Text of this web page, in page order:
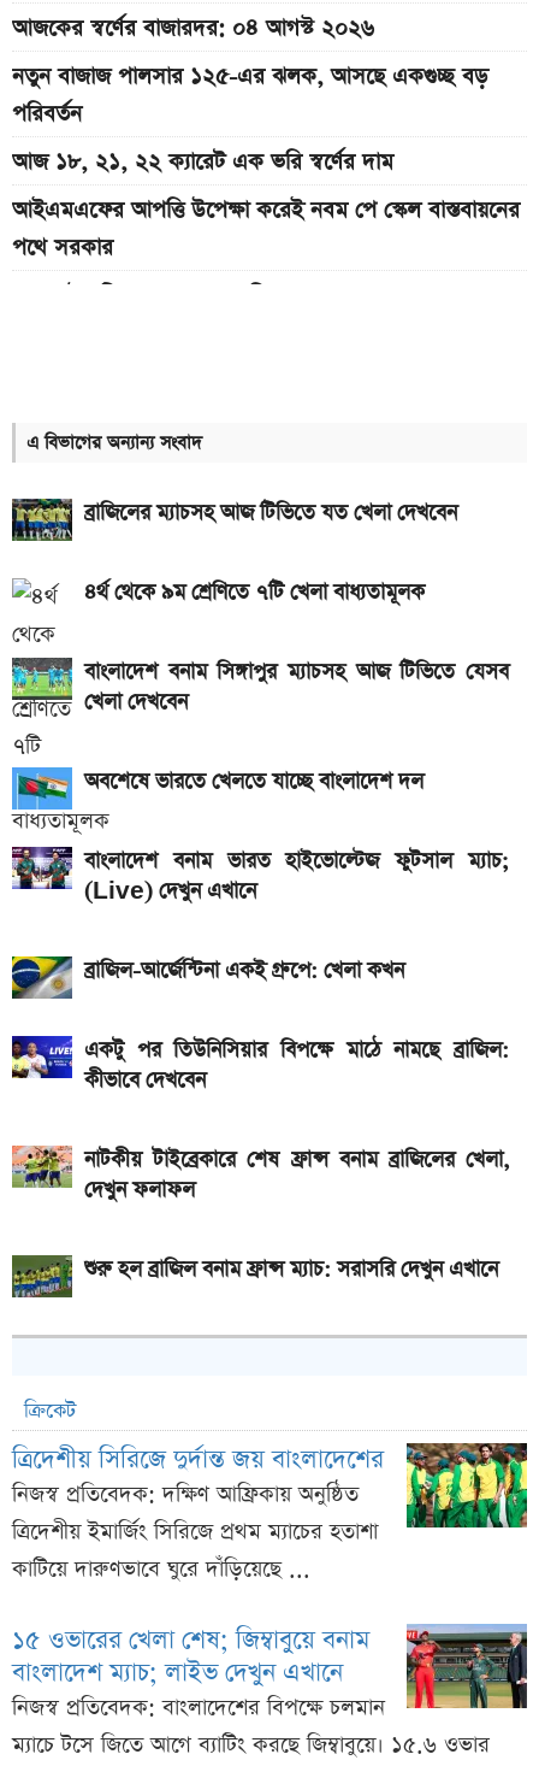
আজকের স্বর্ণের বাজারদর: ০৪ আগস্ট ২০২৬
নতুন বাজাজ পালসার ১২৫-এর ঝলক, আসছে একগুচ্ছ বড়
পরিবর্তন
আজ ১৮, ২১, ২২ ক্যারেট এক ভরি স্বর্ণের দাম
আইএমএফের আপত্তি উপেক্ষা করেই নবম পে স্কেল বাস্তবায়নের
পথে সরকার
২০৪০ সালে বাংলাদেশে এক ভরি স্বর্ণের দাম কত হতে পারে
গেল
২০২৬ সালের সরকারি ছুটির তালিকা প্রকাশ, দেখে নিন সব
তারিখ
থাকছে না ভর্তি পরীক্ষা, এসএসসির ফলের ভিত্তিতেই একাদশে
ভর্তি
২ বছর পিছিয়ে যেতে পারে নবম জাতীয় পে-স্কেল
৯০ মিনিটের খেলা শেষ: বায়ার্ন মিউনিখ বনাম জেজু ইউনাইটেড,
জানুন ফলাফল
এ বিভাগের অন্যান্য সংবাদ
ব্রাজিলের ম্যাচসহ আজ টিভিতে যত খেলা দেখবেন
৪র্থ থেকে ৯ম শ্রেণিতে ৭টি খেলা বাধ্যতামূলক
বাংলাদেশ বনাম সিঙ্গাপুর ম্যাচসহ আজ টিভিতে যেসব
খেলা দেখবেন
অবশেষে ভারতে খেলতে যাচ্ছে বাংলাদেশ দল
বাংলাদেশ বনাম ভারত হাইভোল্টেজ ফুটসাল ম্যাচ;
(Live) দেখুন এখানে
ব্রাজিল-আর্জেন্টিনা একই গ্রুপে: খেলা কখন
একটু পর তিউনিসিয়ার বিপক্ষে মাঠে নামছে ব্রাজিল:
কীভাবে দেখবেন
নাটকীয় টাইব্রেকারে শেষ ফ্রান্স বনাম ব্রাজিলের খেলা,
দেখুন ফলাফল
শুরু হল ব্রাজিল বনাম ফ্রান্স ম্যাচ: সরাসরি দেখুন এখানে
ক্রিকেট
ত্রিদেশীয় সিরিজে দুর্দান্ত জয় বাংলাদেশের
নিজস্ব প্রতিবেদক: দক্ষিণ আফ্রিকায় অনুষ্ঠিত
ত্রিদেশীয় ইমার্জিং সিরিজে প্রথম ম্যাচের হতাশা
কাটিয়ে দারুণভাবে ঘুরে দাঁড়িয়েছে ...
১৫ ওভারের খেলা শেষ; জিম্বাবুয়ে বনাম
বাংলাদেশ ম্যাচ; লাইভ দেখুন এখানে
নিজস্ব প্রতিবেদক: বাংলাদেশের বিপক্ষে চলমান
ম্যাচে টসে জিতে আগে ব্যাটিং করছে জিম্বাবুয়ে। ১৫.৬ ওভার